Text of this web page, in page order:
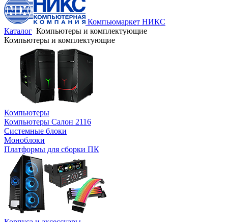
Компьюмаркет НИКС
Каталог Компьютеры и комплектующие
Компьютеры и комплектующие
Компьютеры
Компьютеры Салон 2116
Системные блоки
Моноблоки
Платформы для сборки ПК